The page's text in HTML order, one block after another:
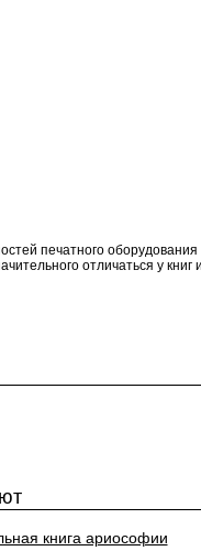
печатного оборудования
отличаться у книг
книга ариософии